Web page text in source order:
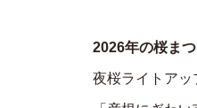
2026年の桜ま
夜桜ライトアッ